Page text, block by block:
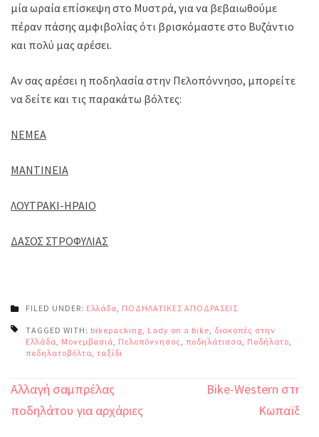
μία ωραία επίσκεψη στο Μυστρά, για να βεβαιωθούμε
πέραν πάσης αμφιβολίας ότι βρισκόμαστε στο Βυζάντιο
και πολύ μας αρέσει.
Αν σας αρέσει η ποδηλασία στην Πελοπόννησο, μπορείτε
να δείτε και τις παρακάτω βόλτες:
ΝΕΜΕΑ
ΜΑΝΤΙΝΕΙΑ
ΛΟΥΤΡΑΚΙ-ΗΡΑΙΟ
ΔΑΣΟΣ ΣΤΡΟΦΥΛΙΑΣ
FILED UNDER: Ελλάδα, ΠΟΔΗΛΑΤΙΚΕΣ ΑΠΟΔΡΑΣΕΙΣ
TAGGED WITH: bikepacking, Lady on a bike, διακοπές στην
Ελλάδα, Μονεμβασιά, Πελοπόννησος, ποδηλάτισσα, Ποδήλατο,
ποδηλατοβόλτα, ταξίδι
Πλοήγηση
άρθρων
Αλλαγή σαμπρέλας
ποδηλάτου για αρχάριες
Bike-Western στην
Κωπαϊδα